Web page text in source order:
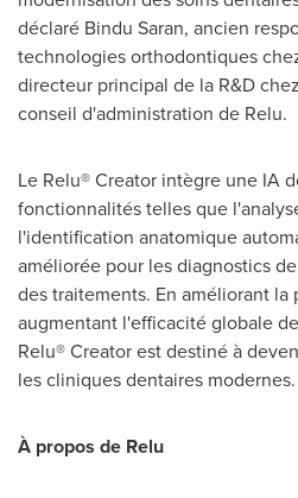
déclaré Bindu Saran, ancien
technologies orthodontiques
directeur principal de la R&D
conseil d'administration de Relu.
Le Relu® Creator intègre une IA
fonctionnalités telles que
l'identification anatomique
améliorée pour les diagnostics
des traitements. En améliorant la
augmentant l'efficacité globale
Relu® Creator est destiné à
les cliniques dentaires modernes.
À propos de Relu